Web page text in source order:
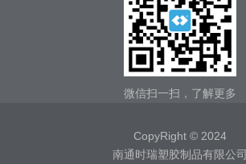
微信扫一扫，了解更多
CopyRight © 2024
南通时瑞塑胶制品有限公司